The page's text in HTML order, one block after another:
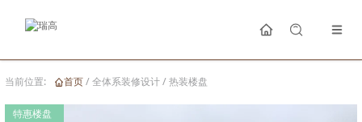
当前位置: 首页/全体系装修设计/ 热装楼盘
特惠楼盘